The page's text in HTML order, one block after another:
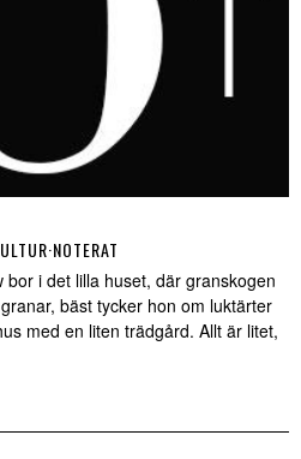
·NOTERAT
bor i det lilla huset, där granskogen
bäst tycker hon om luktärter
med en liten trädgård. Allt är litet,